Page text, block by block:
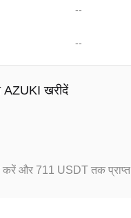
--
--
AZUKI खरीदें
करें और 711 USDT तक